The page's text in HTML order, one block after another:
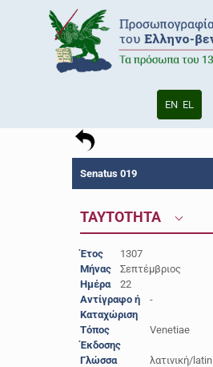
EN EL
Senatus 019
ΤΑΥΤΟΤΗΤΑ
Έτος
1307
Μήνας
Σεπτέμβριος
Ημέρα
22
Αντίγραφο ή
Καταχώριση
-
Τόπος
Έκδοσης
Venetiae
Γλώσσα
λατινική/latin